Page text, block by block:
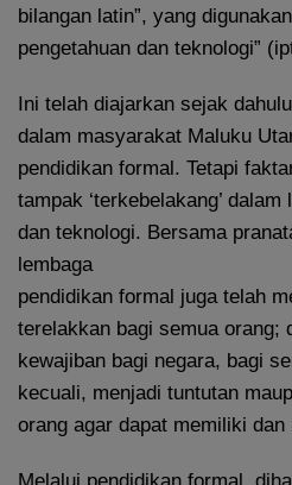
bilangan latin”, yang
pengetahuan dan teknologi”
Ini telah diajarkan sejak
dalam masyarakat Maluku
pendidikan formal. Tetapi
tampak ‘terkebelakang’
dan teknologi. Bersama
lembaga
pendidikan formal juga telah
terelakkan bagi semua orang;
kewajiban bagi negara, bagi
kecuali, menjadi tuntutan
orang agar dapat memiliki dan